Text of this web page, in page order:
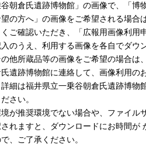
谷朝倉氏遺跡博物館」の画像で、「博
の方へ」の画像をご希望される場合
ご確認いただき、「広報用画像利用
のうえ、利用する画像を各自でダウ
他所蔵品等の画像をご希望の場合は
遺跡博物館に連絡して、画像利用の
細は福井県立一乗谷朝倉氏遺跡博物
さい。
が推奨環境でない場合や、ファイル
れますと、ダウンロードにお時間が
、ご了承ください。